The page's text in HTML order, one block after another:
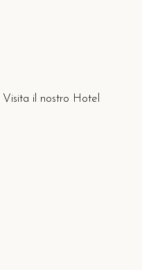
Visita il nostro Hotel